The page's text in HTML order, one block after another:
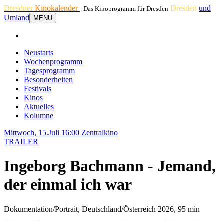
DresdnerKinokalender - Das Kinoprogramm für Dresden Dresden und
Umland
MENU
Neustarts
Wochenprogramm
Tagesprogramm
Besonderheiten
Festivals
Kinos
Aktuelles
Kolumne
Mittwoch, 15.Juli 16:00 Zentralkino
TRAILER
Ingeborg Bachmann - Jemand,
der einmal ich war
Dokumentation/Portrait, Deutschland/Österreich 2026, 95 min